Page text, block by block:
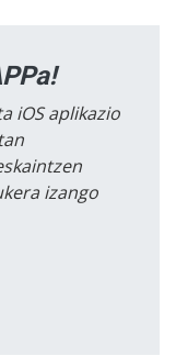
iOS aplikazio
izango